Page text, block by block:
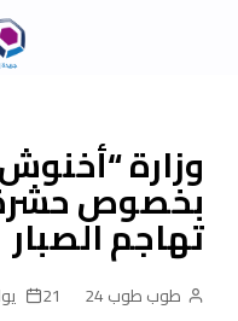
contentوزارة
بخصوص
تهاجم الصبار
طوب طوب 24 21 يوليوز، 2016